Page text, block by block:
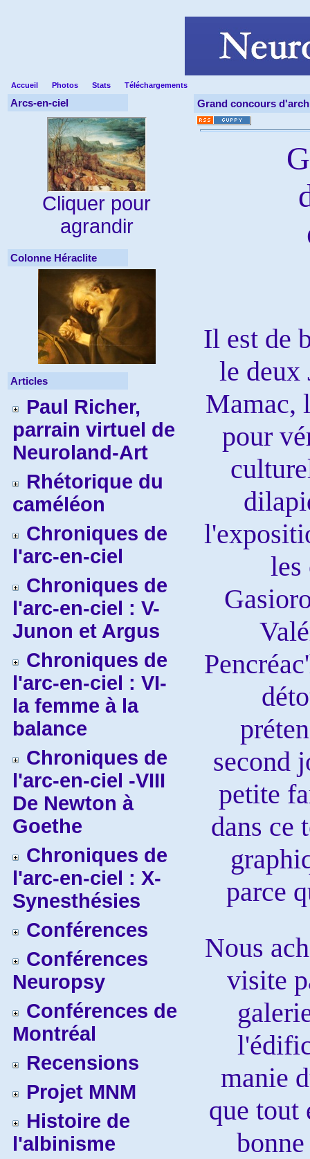
Accueil Photos Stats Téléchargements
Arcs-en-ciel
Cliquer pour
agrandir
Colonne Héraclite
Articles
Paul Richer,
parrain virtuel de
Neuroland-Art
Rhétorique du
caméléon
Chroniques de
l'arc-en-ciel
Chroniques de
l'arc-en-ciel : V-
Junon et Argus
Chroniques de
l'arc-en-ciel : VI-
la femme à la
balance
Chroniques de
l'arc-en-ciel -VIII
De Newton à
Goethe
Chroniques de
l'arc-en-ciel : X-
Synesthésies
Conférences
Conférences
Neuropsy
Conférences de
Montréal
Recensions
Projet MNM
Histoire de
l'albinisme
Grand concours
Il est de
le deux
Mamac,
pour
les
second
petite
dans ce
parce
Nous
visite
manie
que tout